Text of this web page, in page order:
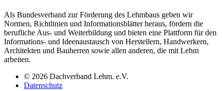
Als Bundesverband zur Förderung des Lehmbaus geben wir
Normen, Richtlinien und Informationsblätter heraus, fördern die
berufliche Aus- und Weiterbildung und bieten eine Plattform für den
Informations- und Ideenaustausch von Herstellern, Handwerkern,
Architekten und Bauherren sowie allen anderen, die mit Lehm
arbeiten.
© 2026 Dachverband Lehm. e.V.
Datenschutz